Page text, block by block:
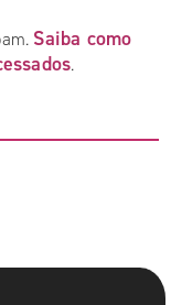
Saiba como
.